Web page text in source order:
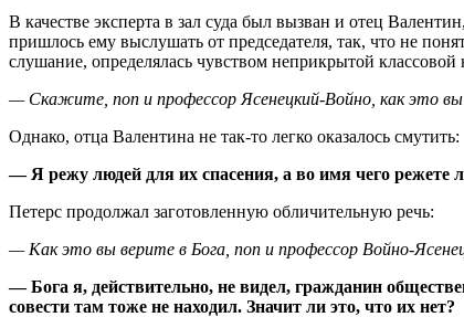
В качестве эксперта в зал суда был вызван и отец
пришлось ему выслушать от председателя, так, что не
слушание, определялась чувством неприкрытой
— Скажите, поп и профессор Ясенецкий-Войно, как это
Однако, отца Валентина не так-то легко оказалось смутить:
— Я режу людей для их спасения, а во имя чего
Петерс продолжал заготовленную обличительную речь:
— Как это вы верите в Бога, поп и профессор Войно-
— Бога я, действительно, не видел, гражданин
совести там тоже не находил. Значит ли это, что их нет?